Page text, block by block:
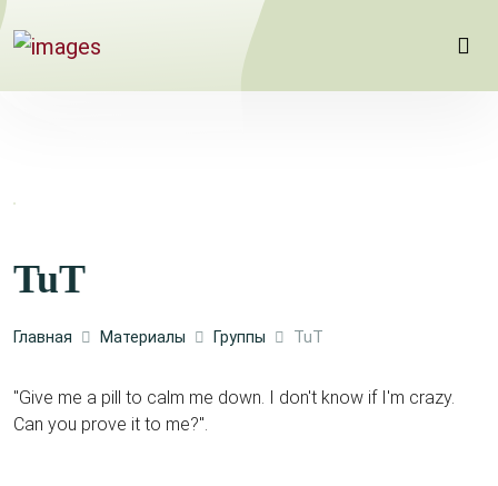
TuT
Главная Материалы Группы TuT
"Give me a pill to calm me down. I don't know if I'm crazy.
Can you prove it to me?".